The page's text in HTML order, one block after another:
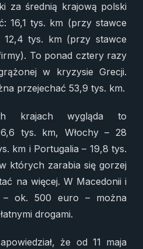
za średnią krajową polski
16,1 tys. km (przy stawce
tys. km (przy stawce
To ponad cztery razy
w kryzysie Grecji.
przejechać 53,9 tys. km.
krajach wygląda to
tys. km, Włochy – 28
km i Portugalia – 19,8 tys.
których zarabia się gorzej
na więcej. W Macedonii i
– ok. 500 euro – można
drogami.
że od 11 maja